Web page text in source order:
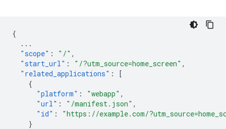
{
...
"scope" : "/" ,
"start_url" : "/?utm_source=home_screen" ,
"related_applications" :
[
{
"platform" : "webapp" ,
"url" : "/manifest.json" ,
"id" :
"https://example.com/
}